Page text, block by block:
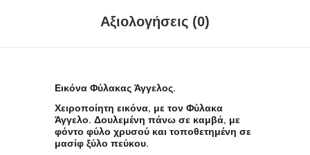
Αξιολογήσεις (0)
Εικόνα Φύλακας Άγγελος.
Χειροποίητη εικόνα, με τον Φύλακα
Άγγελο. Δουλεμένη πάνω σε καμβά, με
φόντο φύλο χρυσού και τοποθετημένη σε
μασίφ ξύλο πεύκου.